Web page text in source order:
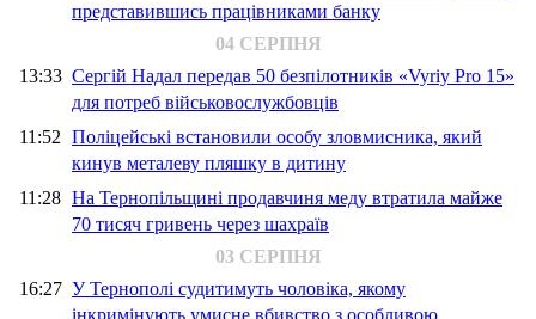
представившись працівниками банку
04 СЕРПНЯ
13:33 Сергій Надал передав 50 безпілотників «Vyriy Pro 15»
для потреб військовослужбовців
11:52 Поліцейські встановили особу зловмисника, який
кинув металеву пляшку в дитину
11:28 На Тернопільщині продавчиня меду втратила майже
70 тисяч гривень через шахраїв
03 СЕРПНЯ
16:27 У Тернополі судитимуть чоловіка, якому